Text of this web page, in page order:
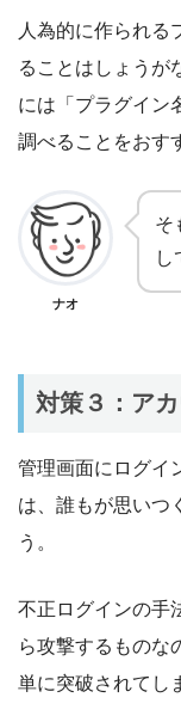
人為的に作られる
ることはしょうが
には「プラグイン
調べることをおす
ナオ
そ
し
対策３：ア
管理画面にログイ
は、誰もが思いつ
う。
不正ログインの手
ら攻撃するものな
単に突破されてし